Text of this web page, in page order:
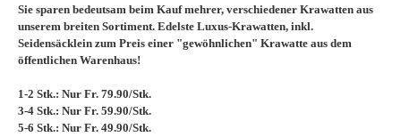
Sie sparen bedeutsam beim Kauf mehrer, verschiedener Krawatten aus
unserem breiten Sortiment. Edelste Luxus-Krawatten, inkl.
Seidensäcklein zum Preis einer "gewöhnlichen" Krawatte aus dem
öffentlichen Warenhaus!
1-2 Stk.: Nur Fr. 79.90/Stk.
3-4 Stk.: Nur Fr. 59.90/Stk.
5-6 Stk.: Nur Fr. 49.90/Stk.